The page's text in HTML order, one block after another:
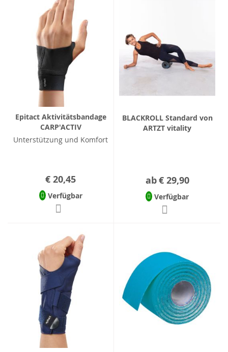
Epitact Aktivitätsbandage
CARP'ACTIV
Unterstützung und Komfort
€ 20,45
Verfügbar
BLACKROLL Standard von
ARTZT vitality
ab€ 29,90
Verfügbar